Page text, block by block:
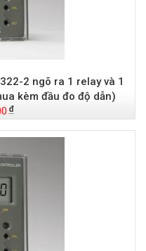
2 ngõ ra 1 relay và 1
kèm đầu đo độ dẫn)